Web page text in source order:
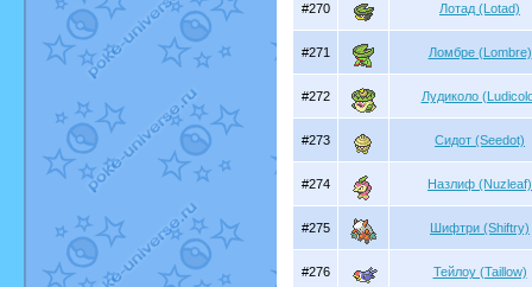
#270 Лотад (Lotad)
#271 Ломбре (Lombre)
#272 Лудиколо
#273 Сидот (Seedot)
#274 Назлиф (Nuzleaf)
#275 Шифтри (Shiftry)
#276 Тейлоу (Taillow)